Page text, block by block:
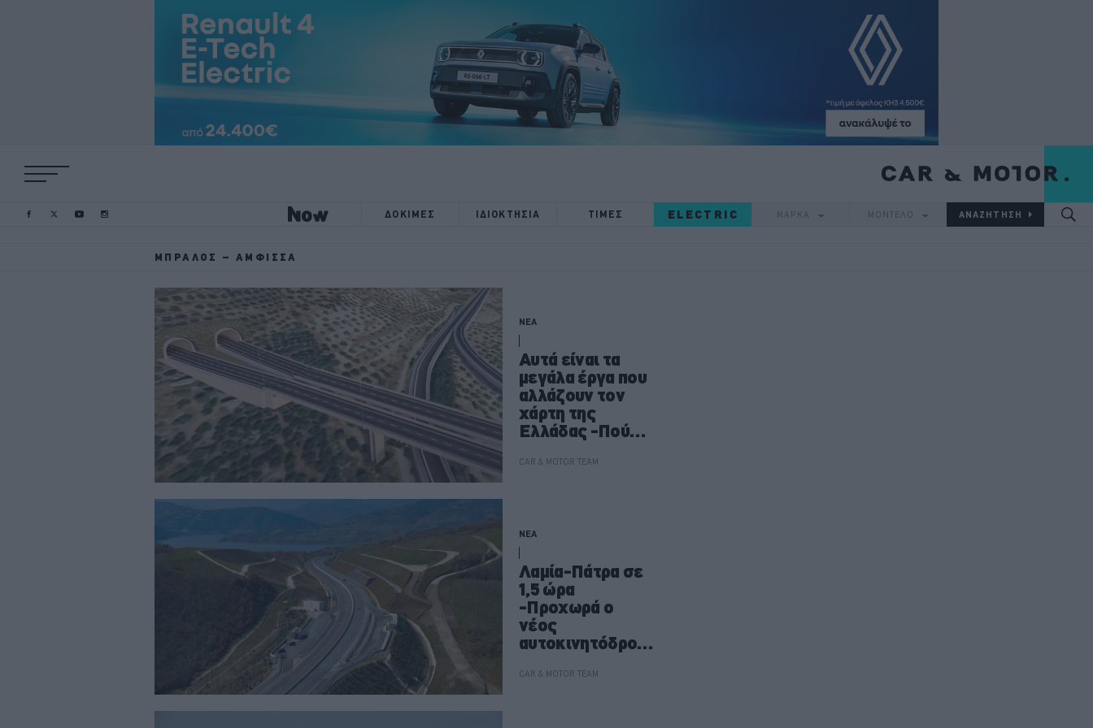
ΔΟΚΙΜΕΣ ΙΔΙΟΚΤΗΣΙΑ ΤΙΜΕΣ ELECTRIC ΜΑΡΚΑ ΜΟΝΤΕΛΟ
ΜΠΡΆΛΟΣ – ΆΜΦΙΣΣΑ
ΝΕΑ
Αυτά είναι τα
μεγάλα έργα που
αλλάζουν τον
χάρτη της
Ελλάδας -Πού
ι, πότε
CAR & MOTOR TEAM
ΝΕΑ
Λαμία-Πάτρα σε
1,5 ώρα
-Προχωρά ο
νέος
αυτοκινητόδρομ
την Στερεά
CAR & MOTOR TEAM